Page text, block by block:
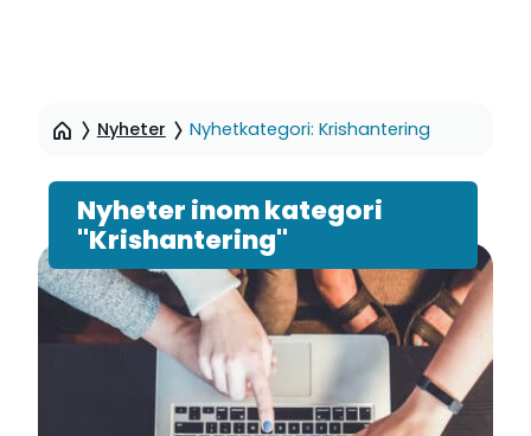
sidinnehåll
Nyheter Nyhetkategori: Krishantering
Nyheter inom kategori
"Krishantering"